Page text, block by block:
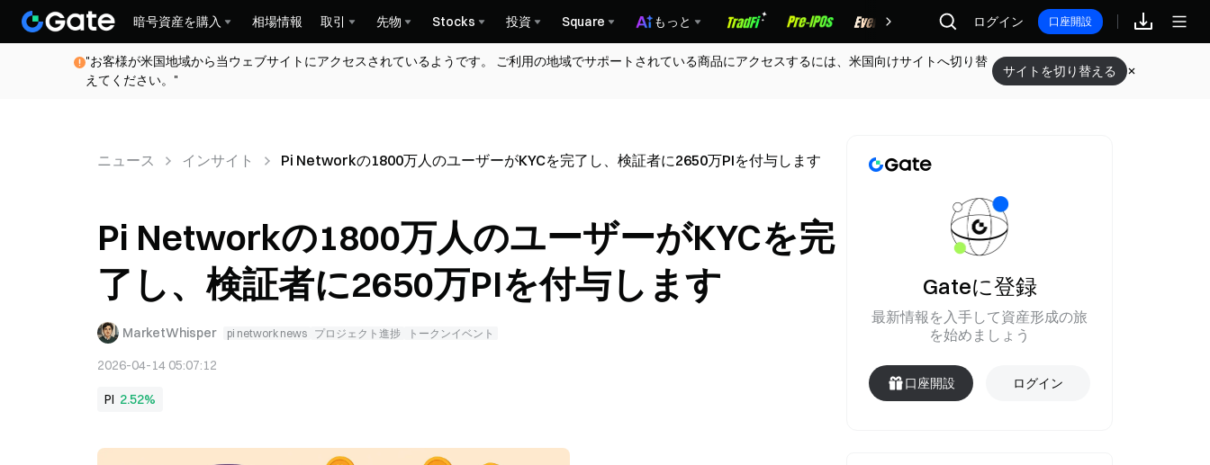
暗号資産を購入 相場情報 取引 先物 Stocks 投資 Square もっと 報酬 ログイン 口座開設
"お客様が米国地域から当ウェブサイトにアクセスされているようです。 ご利用の地域でサポートされている商品にアクセスするには、米国向けサイトへ切り替
えてください。"
サイトを切り替える
ニュース インサイト Pi Networkの1800万人のユーザーがKYCを完了し、検証者に2650万PIを付与します
Pi Networkの1800万人のユーザーがKYCを完
了し、検証者に2650万PIを付与します
MarketWhisper pi network news プロジェクト進捗 トークンイベント
2026-04-14 05:07:12
PI 2.52%
Gateに登録
最新情報を入手して資産形成の旅
を始めましょう
口座開設 ログイン